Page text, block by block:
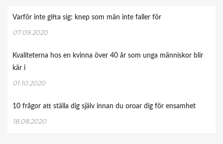
Varför inte gifta sig: knep som män inte faller för
07.09.2020
Kvaliteterna hos en kvinna över 40 år som unga människor blir
kär i
01.10.2020
10 frågor att ställa dig själv innan du oroar dig för ensamhet
18.08.2020